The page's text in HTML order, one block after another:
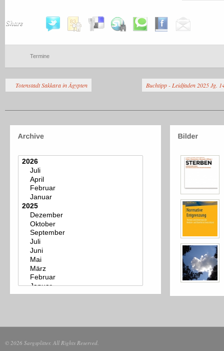
Share
Termine
Totenstadt Sakkara in Ägypten Buchtipp - Leidfaden 2025 Jg.
© 2026 Sargsplitter. All Rights Reserved.